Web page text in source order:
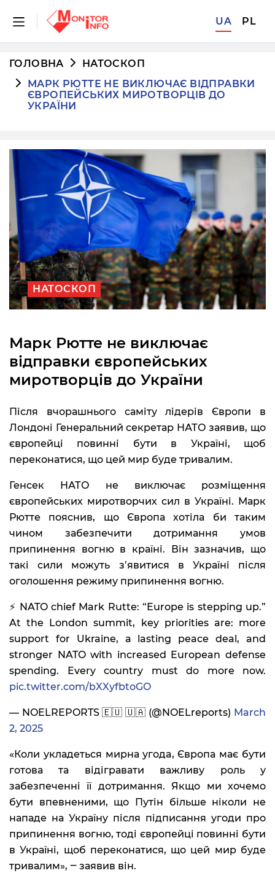
UA PL
ГОЛОВНА
НАТОСКОП
МАРК РЮТТЕ НЕ ВИКЛЮЧАЄ ВІДПРАВКИ
ЄВРОПЕЙСЬКИХ МИРОТВОРЦІВ ДО
УКРАЇНИ
НАТОСКОП
Марк Рютте не виключає
відправки європейських
миротворців до України
Після вчорашнього саміту лідерів Європи в
Лондоні Генеральний секретар НАТО заявив, що
європейці повинні бути в Україні, щоб
переконатися, що цей мир буде тривалим.
Генсек НАТО не виключає розміщення
європейських миротворчих сил в Україні. Марк
Рютте пояснив, що Європа хотіла би таким
чином забезпечити дотримання умов
припинення вогню в країні. Він зазначив, що
такі сили можуть з’явитися в Україні після
оголошення режиму припинення вогню.
⚡️ NATO chief Mark Rutte: “Europe is stepping up.”
At the London summit, key priorities are: more
support for Ukraine, a lasting peace deal, and
stronger NATO with increased European defense
spending. Every country must do more now.
pic.twitter.com/bXXyfbtoGO
— NOELREPORTS 🇪🇺 🇺🇦 (@NOELreports) March
2, 2025
«Коли укладеться мирна угода, Європа має бути
готова та відігравати важливу роль у
забезпеченні її дотримання. Якщо ми хочемо
бути впевненими, що Путін більше ніколи не
нападе на Україну після підписання угоди про
припинення вогню, тоді європейці повинні бути
в Україні, щоб переконатися, що цей мир буде
тривалим», ‒ заявив він.